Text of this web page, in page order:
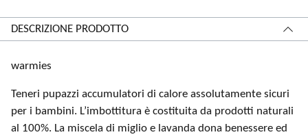
DESCRIZIONE PRODOTTO
warmies
Teneri pupazzi accumulatori di calore assolutamente sicuri
per i bambini. L’imbottitura è costituita da prodotti naturali
al 100%. La miscela di miglio e lavanda dona benessere ed